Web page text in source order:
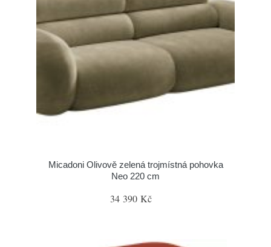
Micadoni Olivově zelená trojmístná pohovka
Neo 220 cm
34 390 Kč